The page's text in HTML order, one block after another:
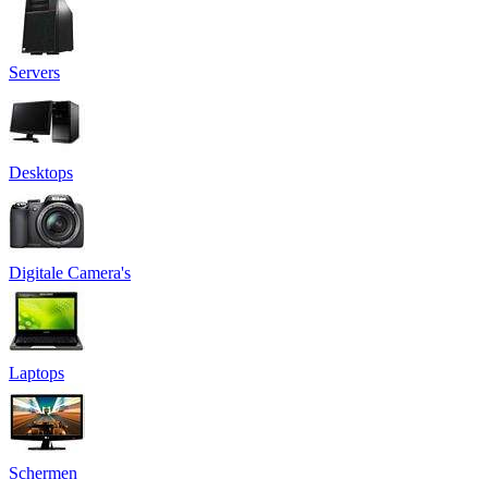
Servers
Desktops
Digitale Camera's
Laptops
Schermen